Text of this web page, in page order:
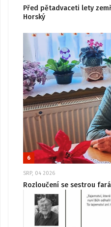
Před pětadvaceti lety
Horský
6
SRP, 04 2026
Rozloučení se sestrou